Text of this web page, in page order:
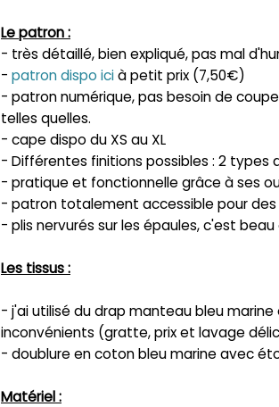
Le patron :
- très détaillé, bien expliqué, pas mal
- patron dispo icià petit prix (7,50€)
- patron numérique, pas besoin de
telles quelles.
- cape dispo du XS au XL
- Différentes finitions possibles : 2 types
- pratique et fonctionnelle grâce à ses
- patron totalement accessible pour
- plis nervurés sur les épaules, c'est
Les tissus :
- j'ai utilisé du drap manteau bleu
inconvénients (gratte, prix et lavage
- doublure en coton bleu marine avec
Matériel: